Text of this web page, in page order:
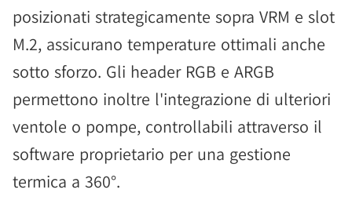
posizionati strategicamente sopra VRM e slot
M.2, assicurano temperature ottimali anche
sotto sforzo. Gli header RGB e ARGB
permettono inoltre l'integrazione di ulteriori
ventole o pompe, controllabili attraverso il
software proprietario per una gestione
termica a 360°.